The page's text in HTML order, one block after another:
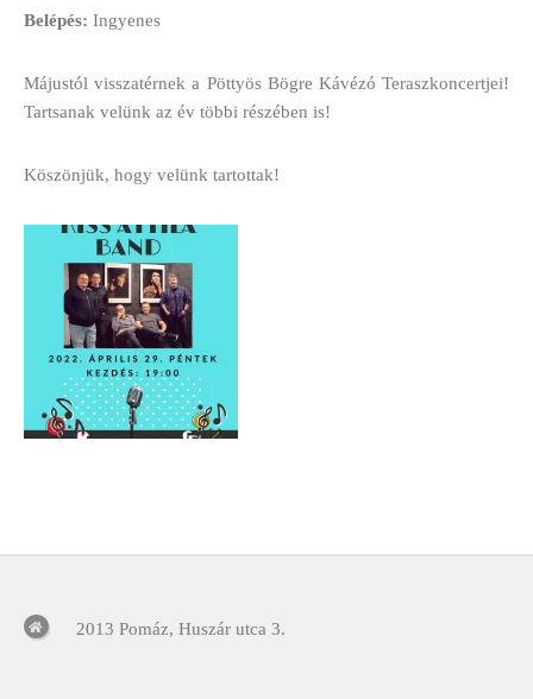
Belépés: Ingyenes
Májustól visszatérnek a Pöttyös Bögre Kávézó Teraszkoncertjei!
Tartsanak velünk az év többi részében is!
Köszönjük, hogy velünk tartottak!
2013 Pomáz, Huszár utca 3.